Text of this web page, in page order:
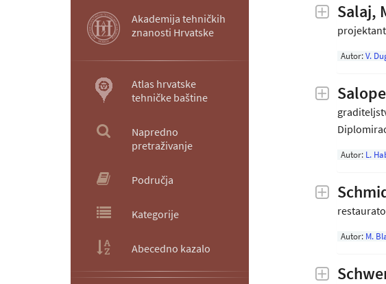
Akademija tehničkih
znanosti Hrvatske
Atlas hrvatske
tehničke baštine
Napredno
pretraživanje
Područja
Kategorije
Abecedno kazalo
Salaj,
Autor: V.
Autor: L.
Autor: M.